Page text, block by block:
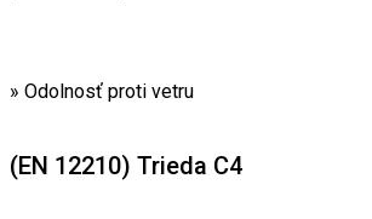
» Odolnosť proti vetru
(EN 12210) Trieda C4